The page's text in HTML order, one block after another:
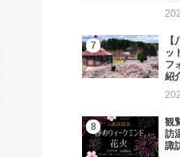
ッ
フ
紹
観
訪
諏